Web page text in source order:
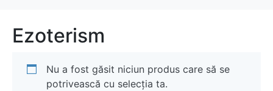
Ezoterism
Nu a fost găsit niciun produs care să se
potrivească cu selecția ta.